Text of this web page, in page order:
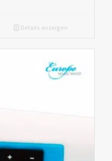
Details anzeigen